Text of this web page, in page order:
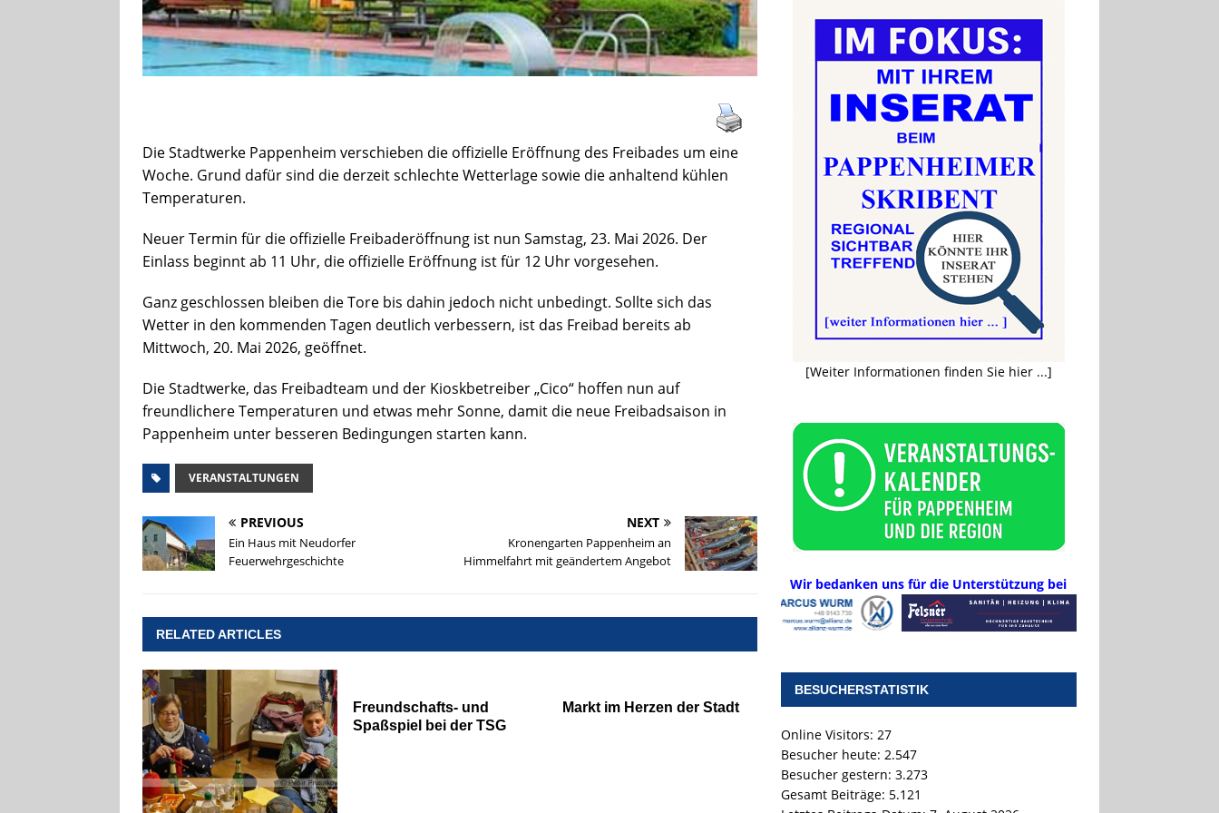
Die Stadtwerke Pappenheim verschieben die offizielle Eröffnung des Freibades um eine
Woche. Grund dafür sind die derzeit schlechte Wetterlage sowie die anhaltend kühlen
Temperaturen.
Neuer Termin für die offizielle Freibaderöffnung ist nun Samstag, 23. Mai 2026. Der
Einlass beginnt ab 11 Uhr, die offizielle Eröffnung ist für 12 Uhr vorgesehen.
Ganz geschlossen bleiben die Tore bis dahin jedoch nicht unbedingt. Sollte sich das
Wetter in den kommenden Tagen deutlich verbessern, ist das Freibad bereits ab
Mittwoch, 20. Mai 2026, geöffnet.
Die Stadtwerke, das Freibadteam und der Kioskbetreiber „Cico“ hoffen nun auf
freundlichere Temperaturen und etwas mehr Sonne, damit die neue Freibadsaison in
Pappenheim unter besseren Bedingungen starten kann.
VERANSTALTUNGEN
PREVIOUS
Ein Haus mit Neudorfer
Feuerwehrgeschichte
NEXT
Kronengarten Pappenheim an
Himmelfahrt mit geändertem Angebot
RELATED ARTICLES
Freundschafts- und
Spaßspiel bei der TSG
Markt im Herzen der Stadt
[Weiter Informationen finden Sie hier ...]
Wir bedanken uns für die Unterstützung bei
BESUCHERSTATISTIK
Online Visitors: 27
Besucher heute: 2.547
Besucher gestern: 3.273
Gesamt Beiträge: 5.121